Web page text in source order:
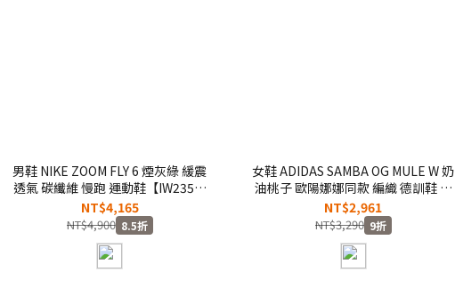
男鞋 NIKE ZOOM FLY 6 煙灰綠 緩震
透氣 碳纖維 慢跑 運動鞋【IW2352-
200】
NT$4,165
NT$4,900 8.5折
女鞋 ADIDAS SAMBA OG MULE W 奶
油桃子 歐陽娜娜同款 編織 德訓鞋 半
拖 休閒鞋 懶人拖鞋 穆勒鞋
【HP5052】
NT$2,961
NT$3,290 9折